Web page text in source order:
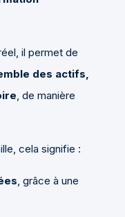
il permet de
des actifs,
, de manière
cela signifie :
, grâce à une